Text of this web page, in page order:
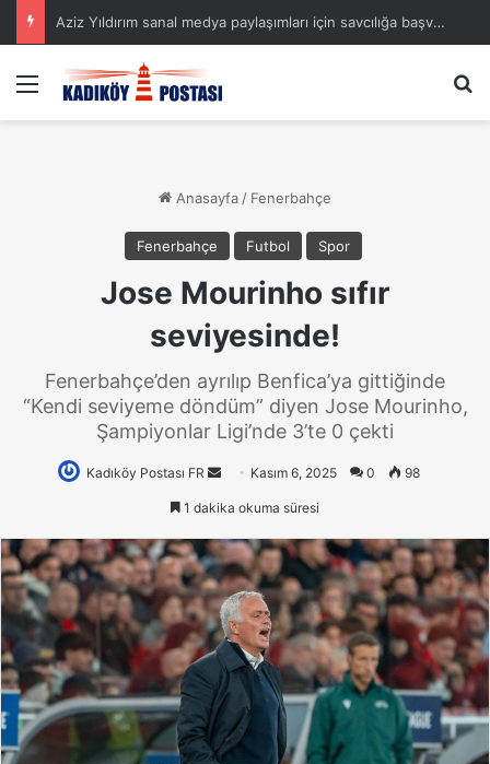
Aziz Yıldırım sanal medya paylaşımları için savcılığa başvurdu
Menü
Anasayfa / Fenerbahçe
Fenerbahçe Futbol Spor
Jose Mourinho sıfır
seviyesinde!
Fenerbahçe’den ayrılıp Benfica’ya gittiğinde
“Kendi seviyeme döndüm” diyen Jose Mourinho,
Şampiyonlar Ligi’nde 3’te 0 çekti
Kadıköy Postası FR
Bir
e-
göndermek
Kasım 6, 2025 0 98
1 dakika okuma süresi